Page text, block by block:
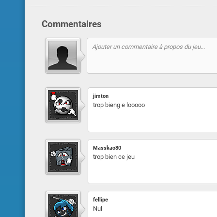
Commentaires
jimton
trop bieng e looooo
Masskao80
trop bien ce jeu
fellipe
Nul